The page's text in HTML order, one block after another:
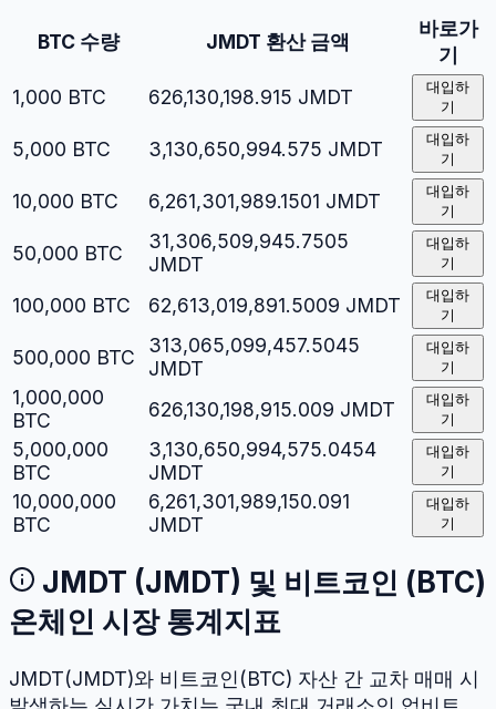
BTC수량 JMDT 환산 금액
바로가
기
1,000 BTC 626,130,198.915 JMDT
대입하
기
5,000 BTC 3,130,650,994.575 JMDT
대입하
기
10,000 BTC 6,261,301,989.1501 JMDT
대입하
기
50,000 BTC
31,306,509,945.7505
JMDT
대입하
기
100,000 BTC 62,613,019,891.5009 JMDT
대입하
기
500,000 BTC
313,065,099,457.5045
JMDT
대입하
기
1,000,000
BTC
626,130,198,915.009 JMDT
대입하
기
5,000,000
BTC
3,130,650,994,575.0454
JMDT
대입하
기
10,000,000
BTC
6,261,301,989,150.091
JMDT
대입하
기
JMDT (JMDT) 및 비트코인 ( BTC)
온체인 시장 통계지표
JMDT(JMDT)와 비트코인 (BTC) 자산 간 교차 매매 시